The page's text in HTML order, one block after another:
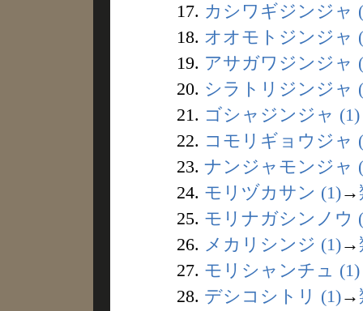
17. カシワギジンジャ
18. オオモトジンジャ
19. アサガワジンジャ
20. シラトリジンジャ
21. ゴシャジンジャ (1)
22. コモリギョウジャ
23. ナンジャモンジャ
24. モリヅカサン (1)→
25. モリナガシンノウ
26. メカリシンジ (1)→
27. モリシャンチュ (1)
28. デシコシトリ (1)→